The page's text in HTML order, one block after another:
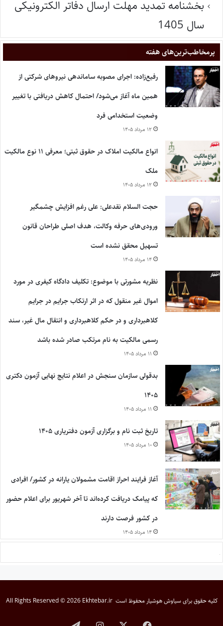
بخشنامه تمدید مهلت ارسال دفاتر الکترونیکی
سال 1405
پر‌مخاطب‌ترین‌های هفته
رفیع‌زاده: اجرای مصوبه ساماندهی نیروهای شرکتی از
همین ماه آغاز می‌شود/ احتمال کاهش دریافتی با تغییر
وضعیت استخدامی فرد
۱۲ مرداد ۱۴۰۵
انواع مالکیت املاک در حقوق ثبتی؛ معرفی ۱۱ نوع مالکیت
ملک
۱۲ مرداد ۱۴۰۵
حجت السلام نقدعلی: علی رغم افزایش چشمگیر
ورودی‌های حرفه وکالت، هدف اصلی طراحان قانون
تسهیل محقق نشده است
۱۴ مرداد ۱۴۰۵
نظریه مشورتی با موضوع: تکلیف دادگاه کیفری در مورد
اموال غیر منقول که در اثر ارتکاب جرایم در جرایم
کلاهبرداری و در حکم کلاهبرداری و انتقال مال غیر، سند
رسمی مالکیت به نام مرتکب صادر شده باشد
۱۱ مرداد ۱۴۰۵
بدقولی سازمان سنجش در اعلام نتایج نهایی آزمون دکتری
۱۴۰۵
۱۱ مرداد ۱۴۰۵
تاریخ ثبت نام و برگزاری آزمون دفتریاری ۱۴۰۵
۱۰ مرداد ۱۴۰۵
آغاز فرایند احراز اقامت مشمولان یارانه در کشور/ افرادی
که پیامک دریافت کرده‌اند تا آخر شهریور برای اعلام حضور
در کشور فرصت دارند
۱۴ مرداد ۱۴۰۵
کلیه حقوق برایسیاوش هوشیار محفوظ است All Rights Reserved © 2026 Ekhtebar.ir